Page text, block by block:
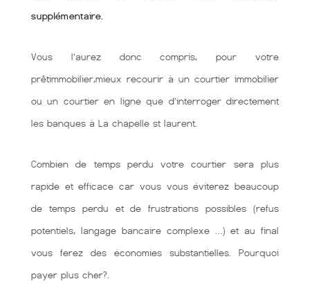
supplémentaire.
Vous l’aurez donc compris, pour votre
prêtimmobilier,mieux recourir à un courtier immobilier
ou un courtier en ligne que d’interroger directement
les banques à La chapelle st laurent.
Combien de temps perdu votre courtier sera plus
rapide et efficace car vous vous éviterez beaucoup
de temps perdu et de frustrations possibles (refus
potentiels, langage bancaire complexe …) et au final
vous ferez des économies substantielles. Pourquoi
payer plus cher?.